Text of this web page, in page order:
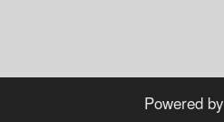
Powered by